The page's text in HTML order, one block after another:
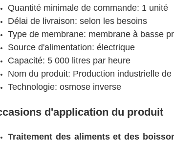
Quantité minimale de commande: 1 unité
Délai de livraison: selon les besoins
Type de membrane: membrane à basse
Source d'alimentation: électrique
Capacité: 5 000 litres par heure
Nom du produit: Production industrielle
Technologie: osmose inverse
d'application du produit
Traitement des aliments et des